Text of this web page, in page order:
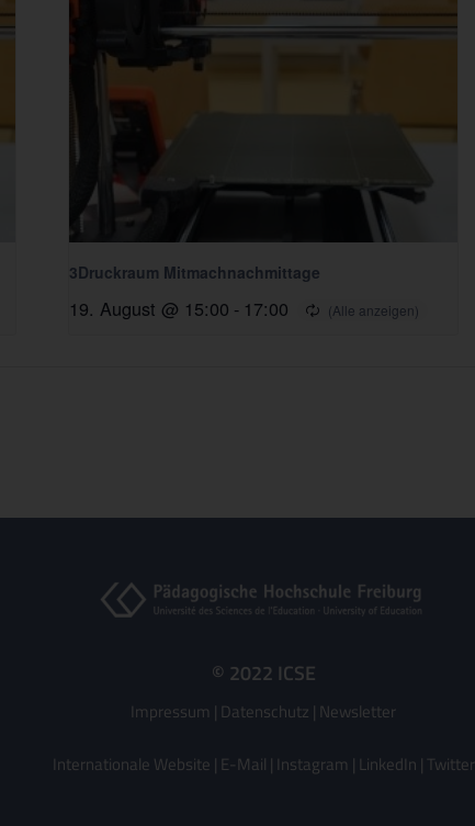
3Druckraum Mitmachnachmittage
19. August @ 15:00 - 17:00
© 2022 ICSE
Impressum | Datenschutz | Newsletter
Internationale Website | E-Mail | Instagram | LinkedIn | Twitter